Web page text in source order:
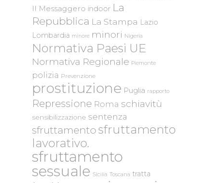
Il Messaggero indoor La
Repubblica La Stampa Lazio
Lombardia minore minori Nigeria
Normativa Paesi UE
Normativa Regionale Piemonte
polizia Prevenzione
prostituzione Puglia rapporto
Repressione Roma schiavitù
sensibilizzazione sentenza
sfruttamento sfruttamento
lavorativo.
sfruttamento
sessuale Sicilia Toscana tratta